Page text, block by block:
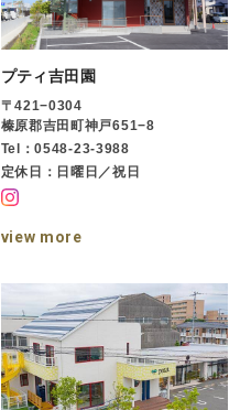
プティ吉田園
〒421−0304
榛原郡吉田町神戸651−8
Tel：0548-23-3988
定休日：日曜日／祝日
view more